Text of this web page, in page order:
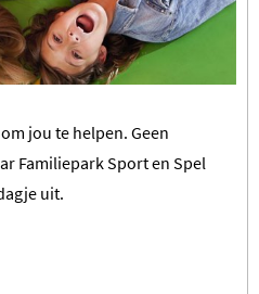
jou te helpen. Geen
Familiepark Sport en Spel
uit.